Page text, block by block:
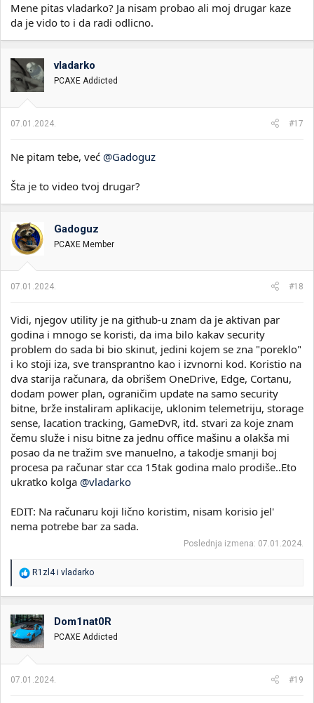
Mene pitas vladarko? Ja nisam probao ali moj drugar kaze
da je vido to i da radi odlicno.
vladarko
PCAXE Addicted
07.01.2024. #17
Ne pitam tebe, već @Gadoguz
Šta je to video tvoj drugar?
Gadoguz
PCAXE Member
07.01.2024. #18
Vidi, njegov utility je na github-u znam da je aktivan par
godina i mnogo se koristi, da ima bilo kakav security
problem do sada bi bio skinut, jedini kojem se zna "poreklo"
i ko stoji iza, sve transprantno kao i izvnorni kod. Koristio na
dva starija računara, da obrišem OneDrive, Edge, Cortanu,
dodam power plan, ograničim update na samo security
bitne, brže instaliram aplikacije, uklonim telemetriju, storage
sense, lacation tracking, GameDvR, itd. stvari za koje znam
čemu služe i nisu bitne za jednu office mašinu a olakša mi
posao da ne tražim sve manuelno, a takodje smanji boj
procesa pa računar star cca 15tak godina malo prodiše..Eto
ukratko kolga @vladarko
EDIT: Na računaru koji lično koristim, nisam korisio jel'
nema potrebe bar za sada.
Poslednja izmena: 07.01.2024.
R
a
o
v
a
n
:
R1zl4i vladarko
Dom1nat0R
PCAXE Addicted
07.01.2024. #19